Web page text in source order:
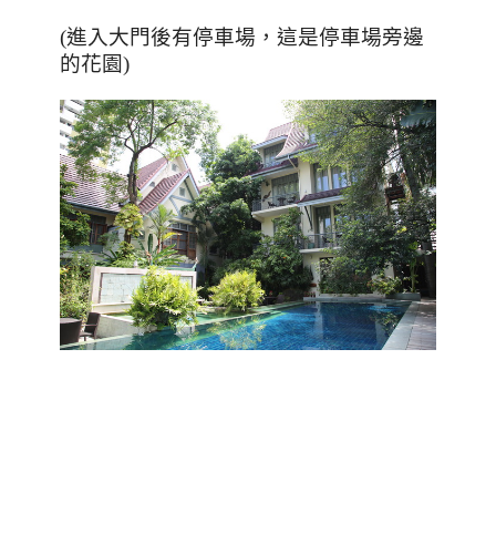
(進入大門後有停車場，這是停車場旁邊
的花園)